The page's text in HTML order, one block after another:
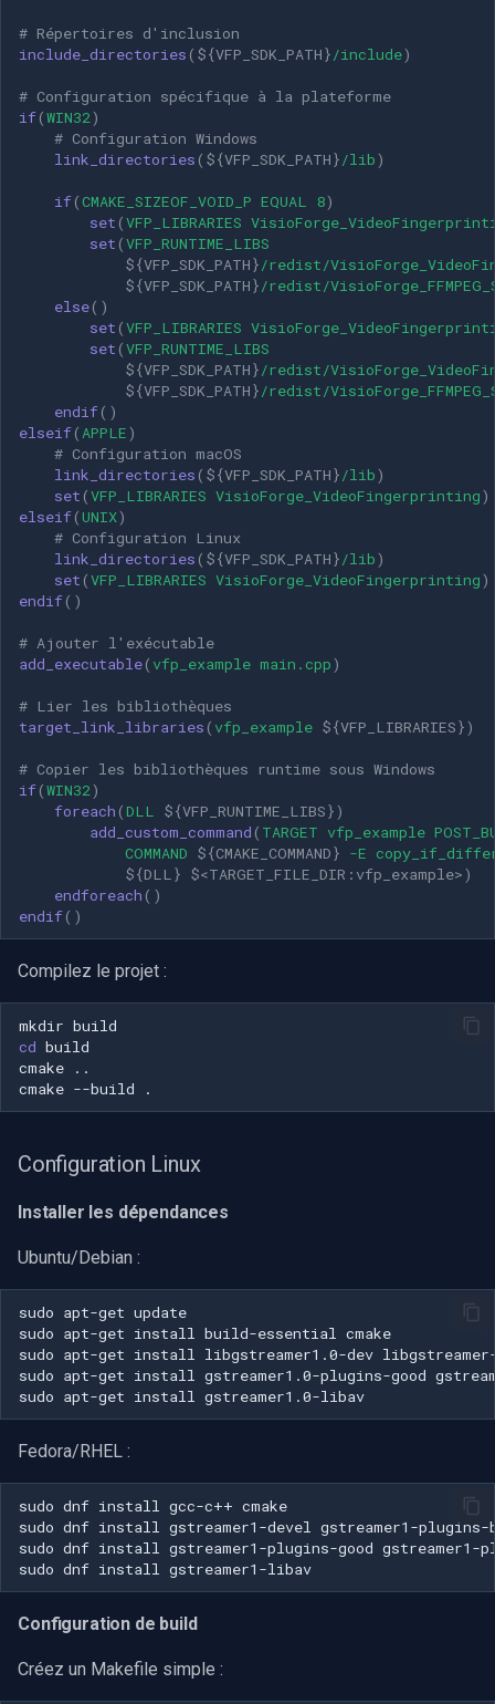
# Répertoires d'inclusion
include_directories ( ${VFP_SDK_PATH}/include)
# Configuration spécifique à la plateforme
if(WIN32)
# Configuration Windows
link_directories ( ${VFP_SDK_PATH}/lib)
if(CMAKE_SIZEOF_VOID_P EQUAL 8)
set (VFP_LIBRARIES
set (VFP_RUNTIME_LIBS
${VFP_SDK_PATH}/redist/
${VFP_SDK_PATH}/redist/
else()
set (VFP_LIBRARIES
set (VFP_RUNTIME_LIBS
${VFP_SDK_PATH}/redist/
${VFP_SDK_PATH}/redist/
endif()
elseif( APPLE)
# Configuration macOS
link_directories ( ${VFP_SDK_PATH}/lib)
set (VFP_LIBRARIES VisioForge_VideoFingerprinting)
elseif(UNIX)
# Configuration Linux
link_directories ( ${VFP_SDK_PATH}/lib)
set (VFP_LIBRARIES VisioForge_VideoFingerprinting)
endif()
# Ajouter l'exécutable
add_executable( vfp_example main.cpp)
# Lier les bibliothèques
target_link_libraries ( vfp_example ${VFP_LIBRARIES})
# Copier les bibliothèques runtime sous Windows
if(WIN32)
foreach (DLL ${VFP_RUNTIME_LIBS})
add_custom_command ( TARGET vfp_example
COMMAND ${CMAKE_COMMAND} -E
${DLL } $<TARGET_FILE_DIR:vfp_example>)
endforeach ()
endif()
Compilez le projet :
mkdir
cd
cmake
cmake --build
Configuration Linux
Installer les dépendances
Ubuntu/Debian :
sudo apt-get
sudo apt-get install build-essential
sudo apt-get install
libgstreamer1.0-dev
sudo apt-get install
gstreamer1.0-plugins-good
sudo apt-get install
Fedora/RHEL :
sudo dnf install gcc-c++
sudo dnf install
gstreamer1-devel
sudo dnf install
gstreamer1-plugins-good
sudo dnf install
Configuration de build
Créez un Makefile simple :